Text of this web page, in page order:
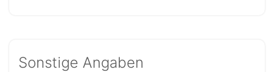
Sonstige Angaben